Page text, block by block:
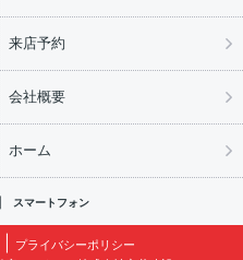
来店予約
会社概要
ホーム
スマートフォン
プライバシーポリシー